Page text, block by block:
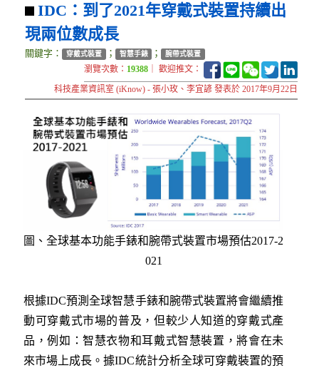
IDC：到了2021年穿戴式裝置持續出
現兩位數成長
關鍵字： 穿戴式裝置 ； 智慧手錶 ； 腕帶式裝置
瀏覽次數： 19388 ｜ 歡迎推文：
科技產業資訊室 (iKnow) - 張小玫、李宜諺 發表於 2017年9月22日
圖、全球基本功能手錶和腕帶式裝置市場預估2017-2
021
根據IDC預測全球智慧手錶和腕帶式裝置將會繼續推
動可穿戴式市場的普及，但較少人知道的穿戴式產
品，例如：智慧衣物和耳戴式智慧裝置，將會在未
來市場上成長。據IDC統計分析全球可穿戴裝置的預